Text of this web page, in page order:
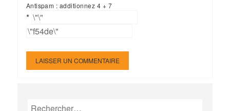
Antispam : additionnez 4 + 7
*
Rechercher :